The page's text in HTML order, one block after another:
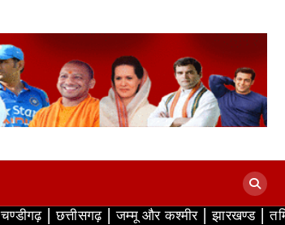
चण्डीगढ़ छत्तीसगढ़ जम्मू और कश्मीर झारखण्ड